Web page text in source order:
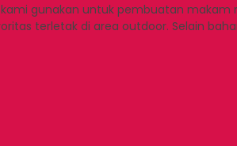
gunakan untuk pembuatan
terletak di area outdoor. Selain